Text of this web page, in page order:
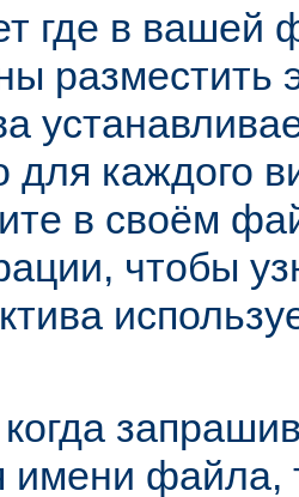
где в вашей
разместить
для каждого
в своём
чтобы
имени файла,